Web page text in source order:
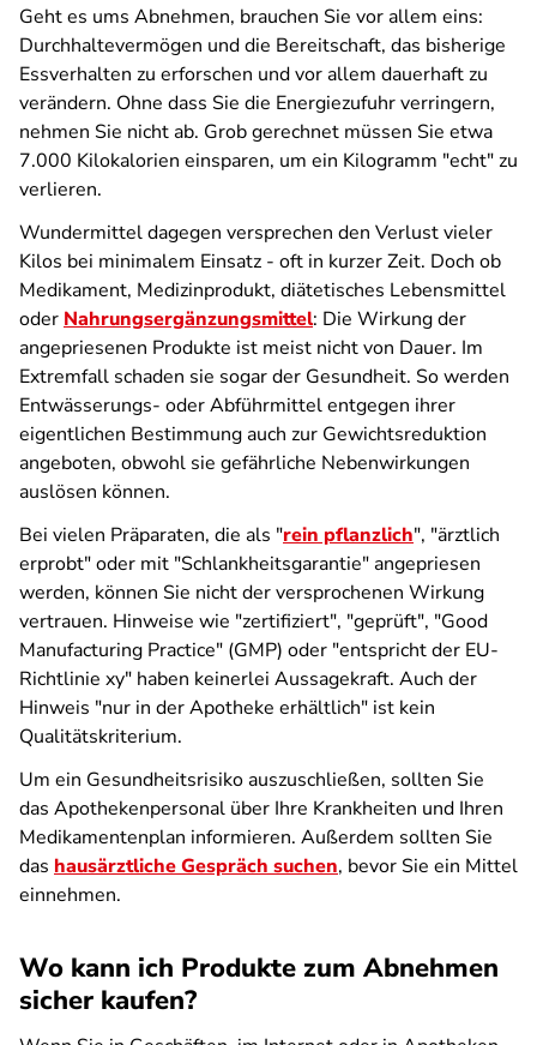
Geht es ums Abnehmen, brauchen Sie vor allem eins:
Durchhaltevermögen und die Bereitschaft, das bisherige
Essverhalten zu erforschen und vor allem dauerhaft zu
verändern. Ohne dass Sie die Energiezufuhr verringern,
nehmen Sie nicht ab. Grob gerechnet müssen Sie etwa
7.000 Kilokalorien einsparen, um ein Kilogramm "echt" zu
verlieren.
Wundermittel dagegen versprechen den Verlust vieler
Kilos bei minimalem Einsatz - oft in kurzer Zeit. Doch ob
Medikament, Medizinprodukt, diätetisches Lebensmittel
oder Nahrungsergänzungsmittel: Die Wirkung der
angepriesenen Produkte ist meist nicht von Dauer. Im
Extremfall schaden sie sogar der Gesundheit. So werden
Entwässerungs- oder Abführmittel entgegen ihrer
eigentlichen Bestimmung auch zur Gewichtsreduktion
angeboten, obwohl sie gefährliche Nebenwirkungen
auslösen können.
Bei vielen Präparaten, die als "rein pflanzlich", "ärztlich
erprobt" oder mit "Schlankheitsgarantie" angepriesen
werden, können Sie nicht der versprochenen Wirkung
vertrauen. Hinweise wie "zertifiziert", "geprüft", "Good
Manufacturing Practice" (GMP) oder "entspricht der EU-
Richtlinie xy" haben keinerlei Aussagekraft. Auch der
Hinweis "nur in der Apotheke erhältlich" ist kein
Qualitätskriterium.
Um ein Gesundheitsrisiko auszuschließen, sollten Sie
das Apothekenpersonal über Ihre Krankheiten und Ihren
Medikamentenplan informieren. Außerdem sollten Sie
das hausärztliche Gespräch suchen, bevor Sie ein Mittel
einnehmen.
Wo kann ich Produkte zum Abnehmen
sicher kaufen?